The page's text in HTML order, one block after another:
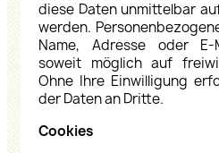
diese Daten unmittelbar
werden.
Name, Adresse oder E-
soweit möglich auf
Ohne Ihre Einwilligung
der Daten an Dritte.
Cookies